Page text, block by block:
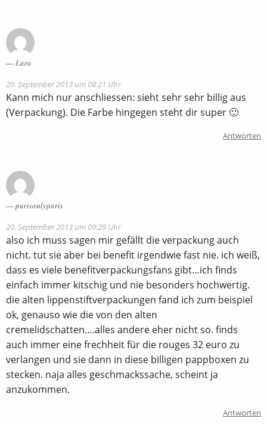
Lara
20. September 2013 um 08:21 Uhr
Kann mich nur anschliessen: sieht sehr sehr billig aus
(Verpackung). Die Farbe hingegen steht dir super 🙂
Antworten
parisonlyparis
20. September 2013 um 09:29 Uhr
also ich muss sagen mir gefällt die verpackung auch
nicht. tut sie aber bei benefit irgendwie fast nie. ich weiß,
dass es viele benefitverpackungsfans gibt…ich finds
einfach immer kitschig und nie besonders hochwertig.
die alten lippenstiftverpackungen fand ich zum beispiel
ok, genauso wie die von den alten
cremelidschatten….alles andere eher nicht so. finds
auch immer eine frechheit für die rouges 32 euro zu
verlangen und sie dann in diese billigen pappboxen zu
stecken. naja alles geschmackssache, scheint ja
anzukommen.
Antworten